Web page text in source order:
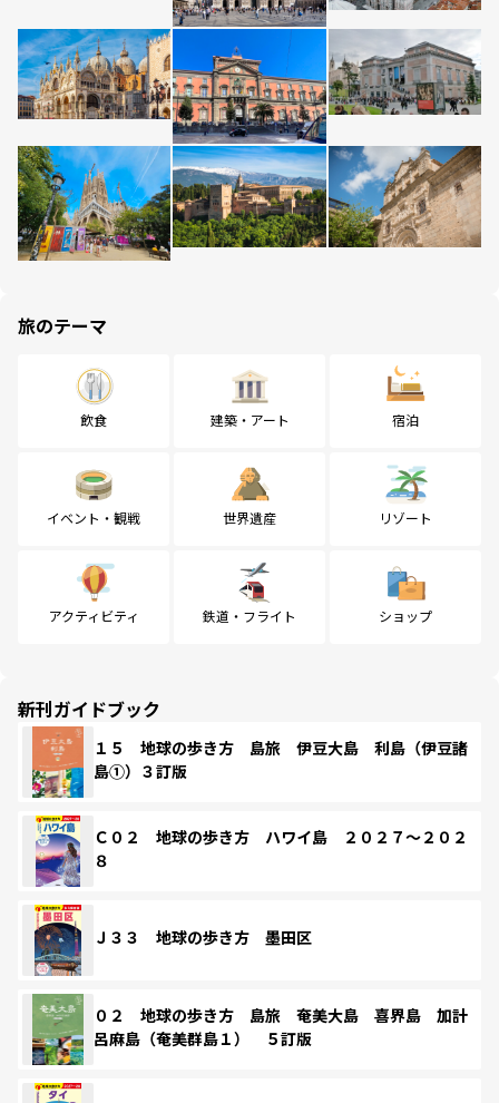
旅のテーマ
飲食 建築・アート 宿泊
イベント・観戦 世界遺産 リゾート
アクティビティ 鉄道・フライト ショップ
新刊ガイドブック
１５ 地球の歩き方 島旅 伊豆大島 利島（伊豆諸
島①）３訂版
Ｃ０２ 地球の歩き方 ハワイ島 ２０２７～２０２
８
Ｊ３３ 地球の歩き方 墨田区
０２ 地球の歩き方 島旅 奄美大島 喜界島 加計
呂麻島（奄美群島１） ５訂版